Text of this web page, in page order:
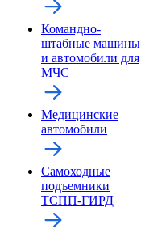
Командно-
штабные машины
и автомобили для
МЧС
Медицинские
автомобили
Самоходные
подъемники
ТСПП-ГИРД